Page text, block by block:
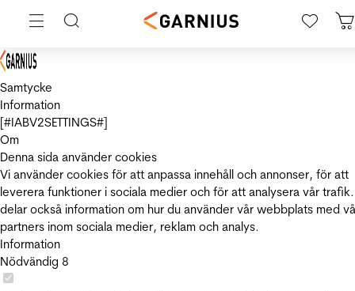
Samtycke
Information
[#IABV2SETTINGS#]
Om
Denna sida använder cookies
Vi använder cookies för att anpassa innehåll och annonser, för att
leverera funktioner i sociala medier och för att analysera vår
delar också information om hur du använder vår webbplats med
partners inom sociala medier, reklam och analys.
Information
Nödvändig 8